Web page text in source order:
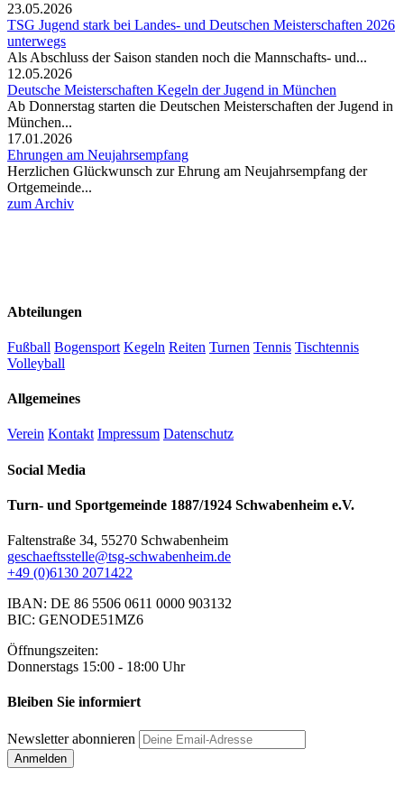
23.05.2026
TSG Jugend stark bei Landes- und Deutschen Meisterschaften 2026
unterwegs
Als Abschluss der Saison standen noch die Mannschafts- und...
12.05.2026
Deutsche Meisterschaften Kegeln der Jugend in München
Ab Donnerstag starten die Deutschen Meisterschaften der Jugend in
München...
17.01.2026
Ehrungen am Neujahrsempfang
Herzlichen Glückwunsch zur Ehrung am Neujahrsempfang der
Ortgemeinde...
zum Archiv
Abteilungen
Fußball Bogensport Kegeln Reiten Turnen Tennis Tischtennis
Volleyball
Allgemeines
Verein Kontakt Impressum Datenschutz
Social Media
Turn- und Sportgemeinde 1887/1924 Schwabenheim e.V.
Faltenstraße 34, 55270 Schwabenheim
geschaeftsstelle@tsg-schwabenheim.de
+49 (0)6130 2071422
IBAN: DE 86 5506 0611 0000 903132
BIC: GENODE51MZ6
Öffnungszeiten:
Donnerstags 15:00 - 18:00 Uhr
Bleiben Sie informiert
Newsletter abonnieren
Anmelden